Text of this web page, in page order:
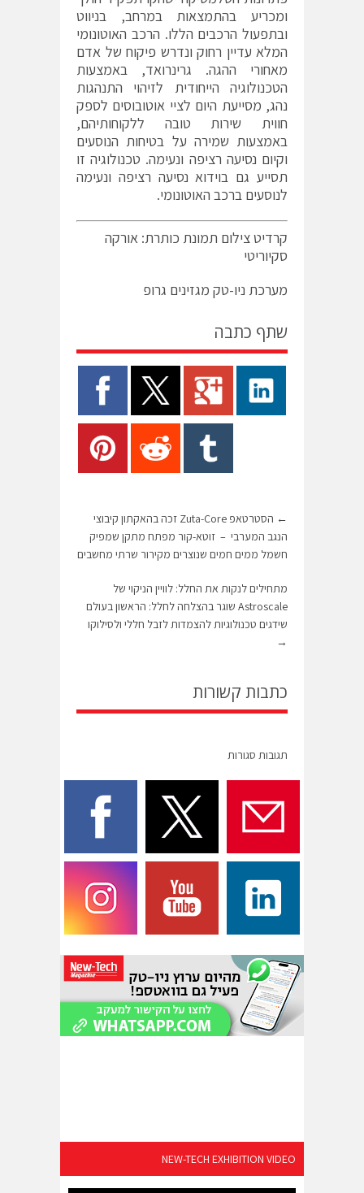
ומכריע בהתמצאות במרחב, בניווט
ובתפעול הרכבים הללו. הרכב האוטונומי
המלא עדיין רחוק ונדרש פיקוח של אדם
מאחורי ההגה. גרינרואד, באמצעות
הטכנולוגיה הייחודית לזיהוי התנהגות
נהג, מסייעת היום לציי אוטובוסים לספק
חווית שירות טובה ללקוחותיהם,
באמצעות שמירה על בטיחות הנוסעים
וקיום נסיעה רציפה ונעימה. טכנולוגיה זו
תסייע גם בוידוא נסיעה רציפה ונעימה
לנוסעים ברכב האוטונומי.
קרדיט צילום תמונת כותרת: אורקה
סקיוריטי
מערכת ניו-טק מגזינים גרופ
שתף כתבה
←
הסטרטאפ Zuta-Core זכה בהאקתון קיבוצי
הנגב המערבי – זוטא-קור מפתח מתקן שמפיק
חשמל ממים חמים שנוצרים מקירור שרתי מחשבים
מתחילים לנקות את החלל: לוויין הניקוי של
Astroscale שוגר בהצלחה לחלל: הראשון בעולם
שידגים טכנולוגיות להצמדות לזבל חללי ולסילוקו
→
כתבות קשורות
תגובות סגורות
NEW-TECH EXHIBITION VIDEO